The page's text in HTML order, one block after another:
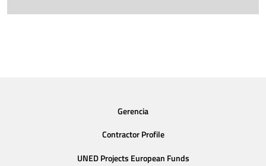
Gerencia
Contractor Profile
UNED Projects European Funds